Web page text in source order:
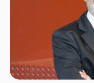
AI가 어떻게 현실의 몸을 입고
있었다.🚀 더밀크 멤버 가입하